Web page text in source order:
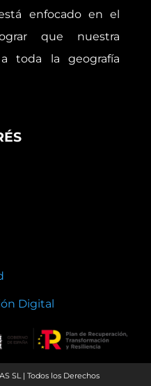
enfocado en el
que nuestra
toda la geografía
Digital
SL | Todos los Derechos